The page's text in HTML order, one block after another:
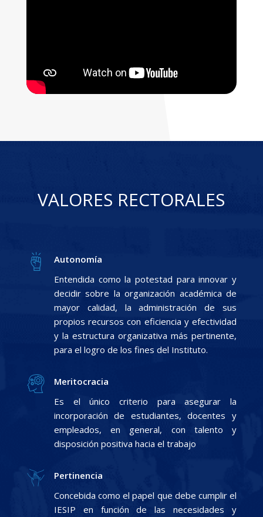
VALORES RECTORALES
Autonomía
Entendida como la potestad para innovar y
decidir sobre la organización académica de
mayor calidad, la administración de sus
propios recursos con eficiencia y efectividad
y la estructura organizativa más pertinente,
para el logro de los fines del Instituto.
Meritocracia
Es el único criterio para asegurar la
incorporación de estudiantes, docentes y
empleados, en general, con talento y
disposición positiva hacia el trabajo
Pertinencia
Concebida como el papel que debe cumplir el
IESIP en función de las necesidades y